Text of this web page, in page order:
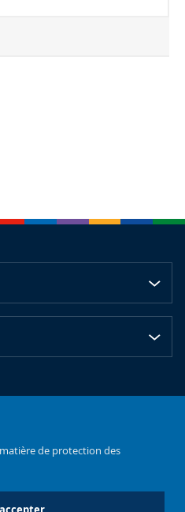
de protection des